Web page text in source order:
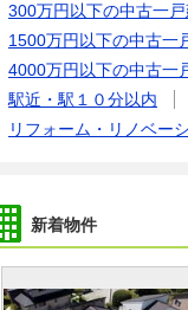
300万円以下の中古一
1500万円以下の中古一
4000万円以下の中古一
駅近・駅１０分以内
リフォーム・リノベー
新着物件